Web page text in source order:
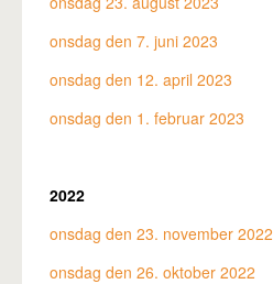
onsdag den 7. juni 2023
onsdag den 12. april 2023
onsdag den 1. februar 2023
2022
onsdag den 23. november 2022
onsdag den 26. oktober 2022